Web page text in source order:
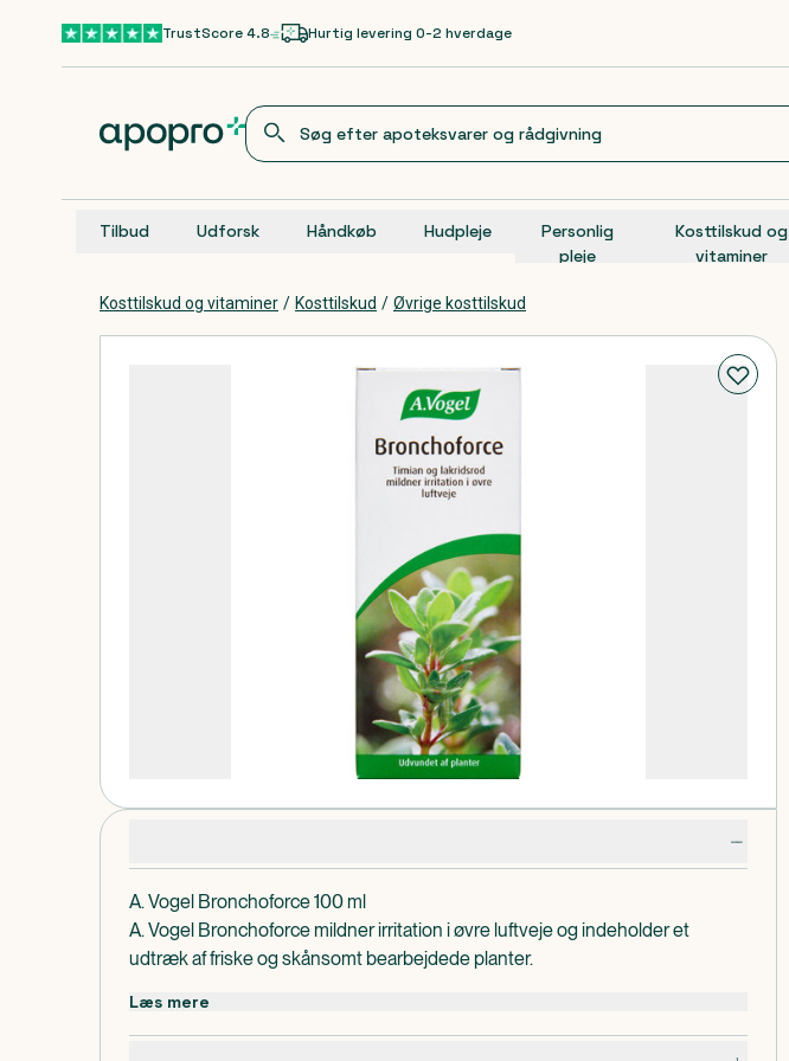
Gå til hovedindholdTrustScore 4.8 Hurtig levering 0-2 hverdage
Tilbud Udforsk Håndkøb Hudpleje
Personlig
pleje
Kosttilskud og
vitaminer
Kosttilskud og vitaminer / Kosttilskud / Øvrige kosttilskud
A. Vogel Bronchoforce 100 ml
A. Vogel Bronchoforce mildner irritation i øvre luftveje og indeholder et
udtræk af friske og skånsomt bearbejdede planter.
Dråber
Dosis og anvendelse
Læs mere